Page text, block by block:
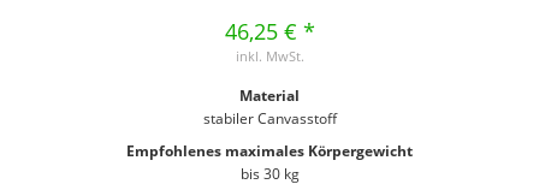
46,25 € *
inkl. MwSt.
Material
stabiler Canvasstoff
Empfohlenes maximales Körpergewicht
bis 30 kg